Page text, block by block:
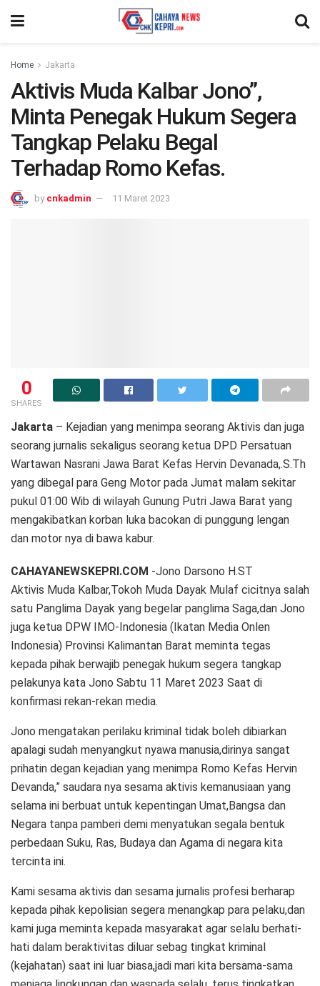
Home Jakarta
Aktivis Muda Kalbar Jono”,
Minta Penegak Hukum Segera
Tangkap Pelaku Begal
Terhadap Romo Kefas.
by cnkadmin 11 Maret 2023
0
SHARES
Jakarta – Kejadian yang menimpa seorang Aktivis dan juga
seorang jurnalis sekaligus seorang ketua DPD Persatuan
Wartawan Nasrani Jawa Barat Kefas Hervin Devanada,.S.Th
yang dibegal para Geng Motor pada Jumat malam sekitar
pukul 01:00 Wib di wilayah Gunung Putri Jawa Barat yang
mengakibatkan korban luka bacokan di punggung lengan
dan motor nya di bawa kabur.
CAHAYANEWSKEPRI.COM -Jono Darsono H.ST
Aktivis Muda Kalbar,Tokoh Muda Dayak Mulaf cicitnya salah
satu Panglima Dayak yang begelar panglima Saga,dan Jono
juga ketua DPW IMO-Indonesia (Ikatan Media Onlen
Indonesia) Provinsi Kalimantan Barat meminta tegas
kepada pihak berwajib penegak hukum segera tangkap
pelakunya kata Jono Sabtu 11 Maret 2023 Saat di
konfirmasi rekan-rekan media.
Jono mengatakan perilaku kriminal tidak boleh dibiarkan
apalagi sudah menyangkut nyawa manusia,dirinya sangat
prihatin degan kejadian yang menimpa Romo Kefas Hervin
Devanda,” saudara nya sesama aktivis kemanusiaan yang
selama ini berbuat untuk kepentingan Umat,Bangsa dan
Negara tanpa pamberi demi menyatukan segala bentuk
perbedaan Suku, Ras, Budaya dan Agama di negara kita
tercinta ini.
Kami sesama aktivis dan sesama jurnalis profesi berharap
kepada pihak kepolisian segera menangkap para pelaku,dan
kami juga meminta kepada masyarakat agar selalu berhati-
hati dalam beraktivitas diluar sebag tingkat kriminal
(kejahatan) saat ini luar biasa,jadi mari kita bersama-sama